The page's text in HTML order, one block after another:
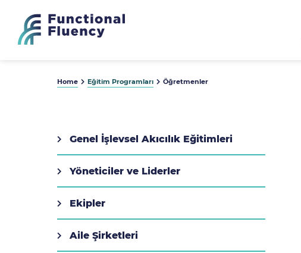
Home Eğitim Programları Öğretmenler
Genel İşlevsel Akıcılık Eğitimleri
Yöneticiler ve Liderler
Ekipler
Aile Şirketleri